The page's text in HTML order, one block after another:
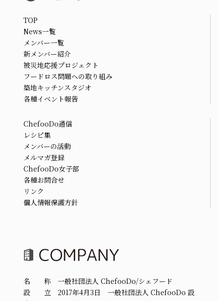
TOP
News一覧
メンバー一覧
新メンバー紹介
被災地応援プロジェクト
フードロス問題への取り組み
築地キッチンスタジオ
各種イベント報告
ChefooDo通信
レシピ集
メンバーの活動
メルマガ登録
ChefooDo女子部
各種お問合せ
リンク
個人情報保護方針
名 称 一般社団法人 ChefooDo/シェフード
設 立 2017年4月3日 一般社団法人 ChefooDo 設